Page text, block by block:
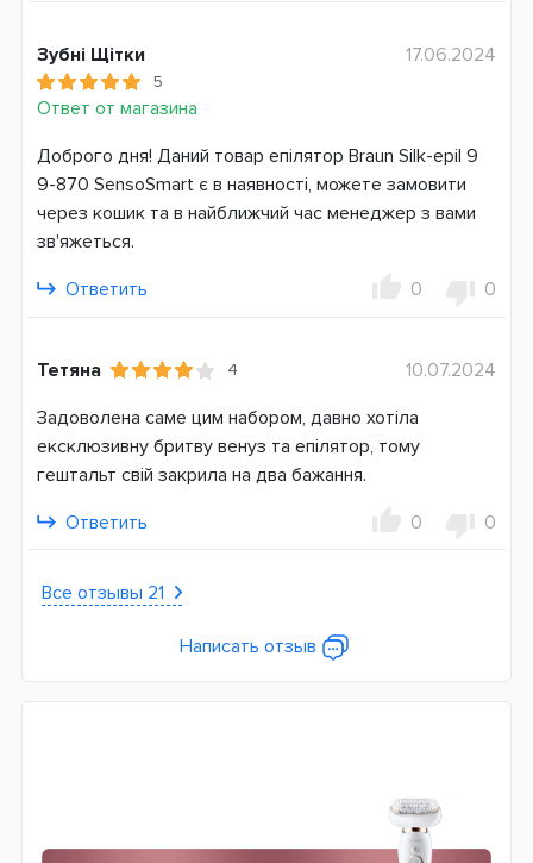
Подсветка
Плавающая головка
Количество пинцетов
40
Система питания
Аккумулятор
Германия
12 месяцев
Зубні Щітки
5
Ответ от магазина
17.06.2024
Доброго дня! Даний товар епілятор Braun Silk-epil 9
9-870 SensoSmart є в наявності, можете замовити
через кошик та в найближчий час менеджер з вами
зв'яжеться.
Ответить
0 0
Тетяна 4
10.07.2024
Задоволена саме цим набором, давно хотіла
ексклюзивну бритву венуз та епілятор, тому
гештальт свій закрила на два бажання.
Ответить
0 0
Все отзывы 21
Написать отзыв